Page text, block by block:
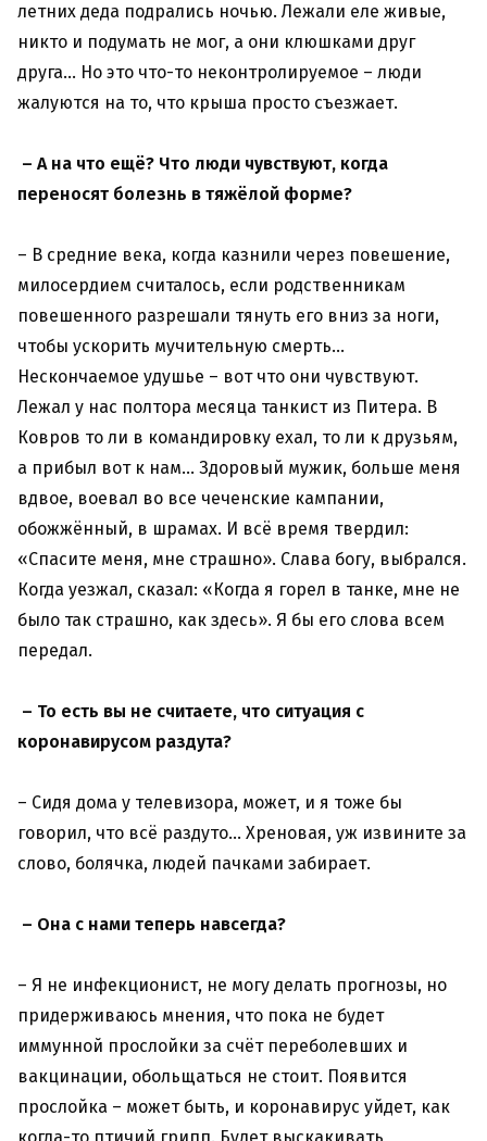
летних деда подрались ночью. Лежали еле живые,
никто и подумать не мог, а они клюшками друг
друга… Но это что-то неконтролируемое – люди
жалуются на то, что крыша просто съезжает.
– А на что ещё? Что люди чувствуют, когда
переносят болезнь в тяжёлой форме?
– В средние века, когда казнили через повешение,
милосердием считалось, если родственникам
повешенного разрешали тянуть его вниз за ноги,
чтобы ускорить мучительную смерть…
Нескончаемое удушье – вот что они чувствуют.
Лежал у нас полтора месяца танкист из Питера. В
Ковров то ли в командировку ехал, то ли к друзьям,
а прибыл вот к нам… Здоровый мужик, больше меня
вдвое, воевал во все чеченские кампании,
обожжённый, в шрамах. И всё время твердил:
«Спасите меня, мне страшно». Слава богу, выбрался.
Когда уезжал, сказал: «Когда я горел в танке, мне не
было так страшно, как здесь». Я бы его слова всем
передал.
– То есть вы не считаете, что ситуация с
коронавирусом раздута?
– Сидя дома у телевизора, может, и я тоже бы
говорил, что всё раздуто… Хреновая, уж извините за
слово, болячка, людей пачками забирает.
– Она с нами теперь навсегда?
– Я не инфекционист, не могу делать прогнозы, но
придерживаюсь мнения, что пока не будет
иммунной прослойки за счёт переболевших и
вакцинации, обольщаться не стоит. Появится
прослойка – может быть, и коронавирус уйдет, как